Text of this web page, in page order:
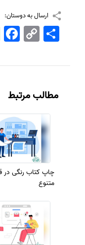
ارسال به دوستان:
Copy
Link
اشتراک
مطالب مرتبط
چاپ کتاب رنگی در
متنوع